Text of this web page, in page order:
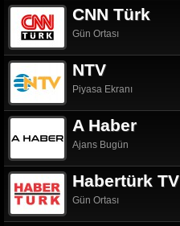
CNN Türk
Gün Ortası
NTV
Piyasa Ekranı
A Haber
Ajans Bugün
Habertürk TV
Gün Ortası